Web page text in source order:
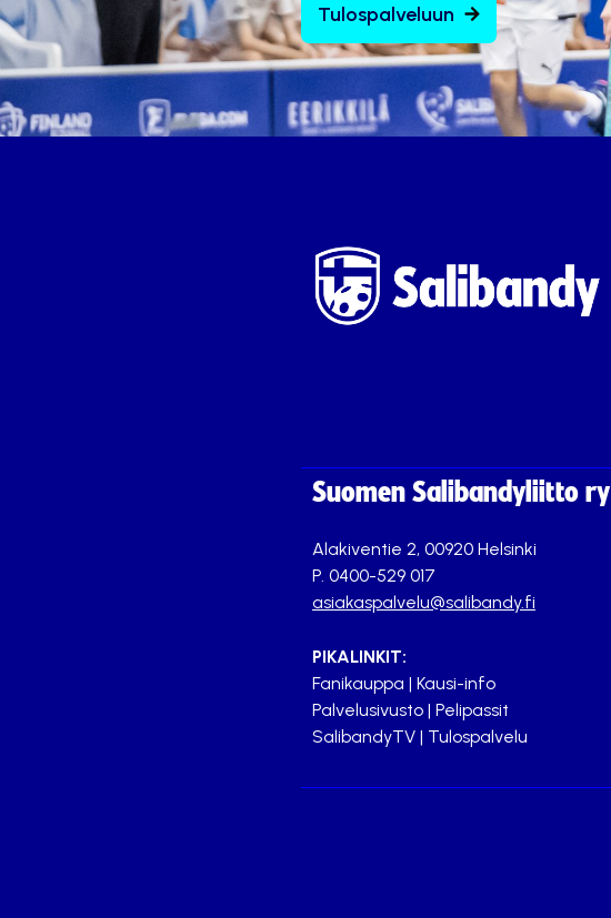
Tulospalveluun
Suomen Salibandyliitto ry
Alakiventie 2, 00920 Helsinki
P. 0400-529 017
asiakaspalvelu@salibandy.fi
PIKALINKIT:
Fanikauppa | Kausi-info
Palvelusivusto | Pelipassit
SalibandyTV | Tulospalvelu